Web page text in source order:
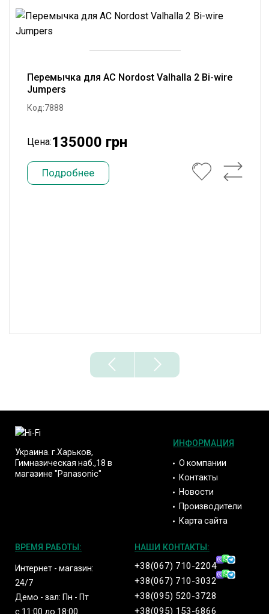
Перемычка для АС Nordost Valhalla 2 Bi-wire
Jumpers
Код:7888
Цена:135000 грн
Подробнее
Украина. г.Харьков,
Гимназическая наб.,18 в
магазине "Panasonic"
ИНФОРМАЦИЯ
О компании
Контакты
Новости
Производители
Карта сайта
ВРЕМЯ РАБОТЫ:
Интернет - магазин:
24/7
Демо - зал: Пн - Пт
с 11:00 до 18:00
НАШИ КОНТАКТЫ:
+38(067) 710-2204
+38(067) 710-3032
+38(095) 520-3728
+38(095) 153-6866